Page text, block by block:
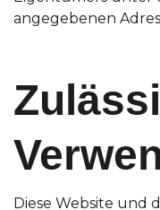
angegebenen
Diese Website und